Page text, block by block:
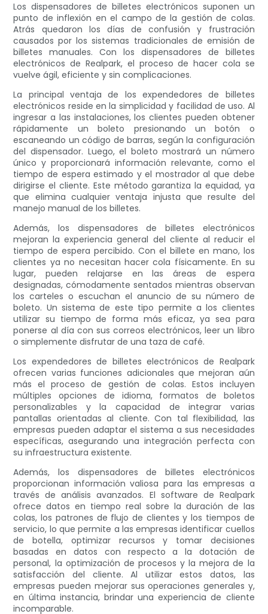
Los dispensadores de billetes electrónicos suponen un
punto de inflexión en el campo de la gestión de colas.
Atrás quedaron los días de confusión y frustración
causados ​​por los sistemas tradicionales de emisión de
billetes manuales. Con los dispensadores de billetes
electrónicos de Realpark, el proceso de hacer cola se
vuelve ágil, eficiente y sin complicaciones.
La principal ventaja de los expendedores de billetes
electrónicos reside en la simplicidad y facilidad de uso. Al
ingresar a las instalaciones, los clientes pueden obtener
rápidamente un boleto presionando un botón o
escaneando un código de barras, según la configuración
del dispensador. Luego, el boleto mostrará un número
único y proporcionará información relevante, como el
tiempo de espera estimado y el mostrador al que debe
dirigirse el cliente. Este método garantiza la equidad, ya
que elimina cualquier ventaja injusta que resulte del
manejo manual de los billetes.
Además, los dispensadores de billetes electrónicos
mejoran la experiencia general del cliente al reducir el
tiempo de espera percibido. Con el billete en mano, los
clientes ya no necesitan hacer cola físicamente. En su
lugar, pueden relajarse en las áreas de espera
designadas, cómodamente sentados mientras observan
los carteles o escuchan el anuncio de su número de
boleto. Un sistema de este tipo permite a los clientes
utilizar su tiempo de forma más eficaz, ya sea para
ponerse al día con sus correos electrónicos, leer un libro
o simplemente disfrutar de una taza de café.
Los expendedores de billetes electrónicos de Realpark
ofrecen varias funciones adicionales que mejoran aún
más el proceso de gestión de colas. Estos incluyen
múltiples opciones de idioma, formatos de boletos
personalizables y la capacidad de integrar varias
pantallas orientadas al cliente. Con tal flexibilidad, las
empresas pueden adaptar el sistema a sus necesidades
específicas, asegurando una integración perfecta con
su infraestructura existente.
Además, los dispensadores de billetes electrónicos
proporcionan información valiosa para las empresas a
través de análisis avanzados. El software de Realpark
ofrece datos en tiempo real sobre la duración de las
colas, los patrones de flujo de clientes y los tiempos de
servicio, lo que permite a las empresas identificar cuellos
de botella, optimizar recursos y tomar decisiones
basadas en datos con respecto a la dotación de
personal, la optimización de procesos y la mejora de la
satisfacción del cliente. Al utilizar estos datos, las
empresas pueden mejorar sus operaciones generales y,
en última instancia, brindar una experiencia de cliente
incomparable.